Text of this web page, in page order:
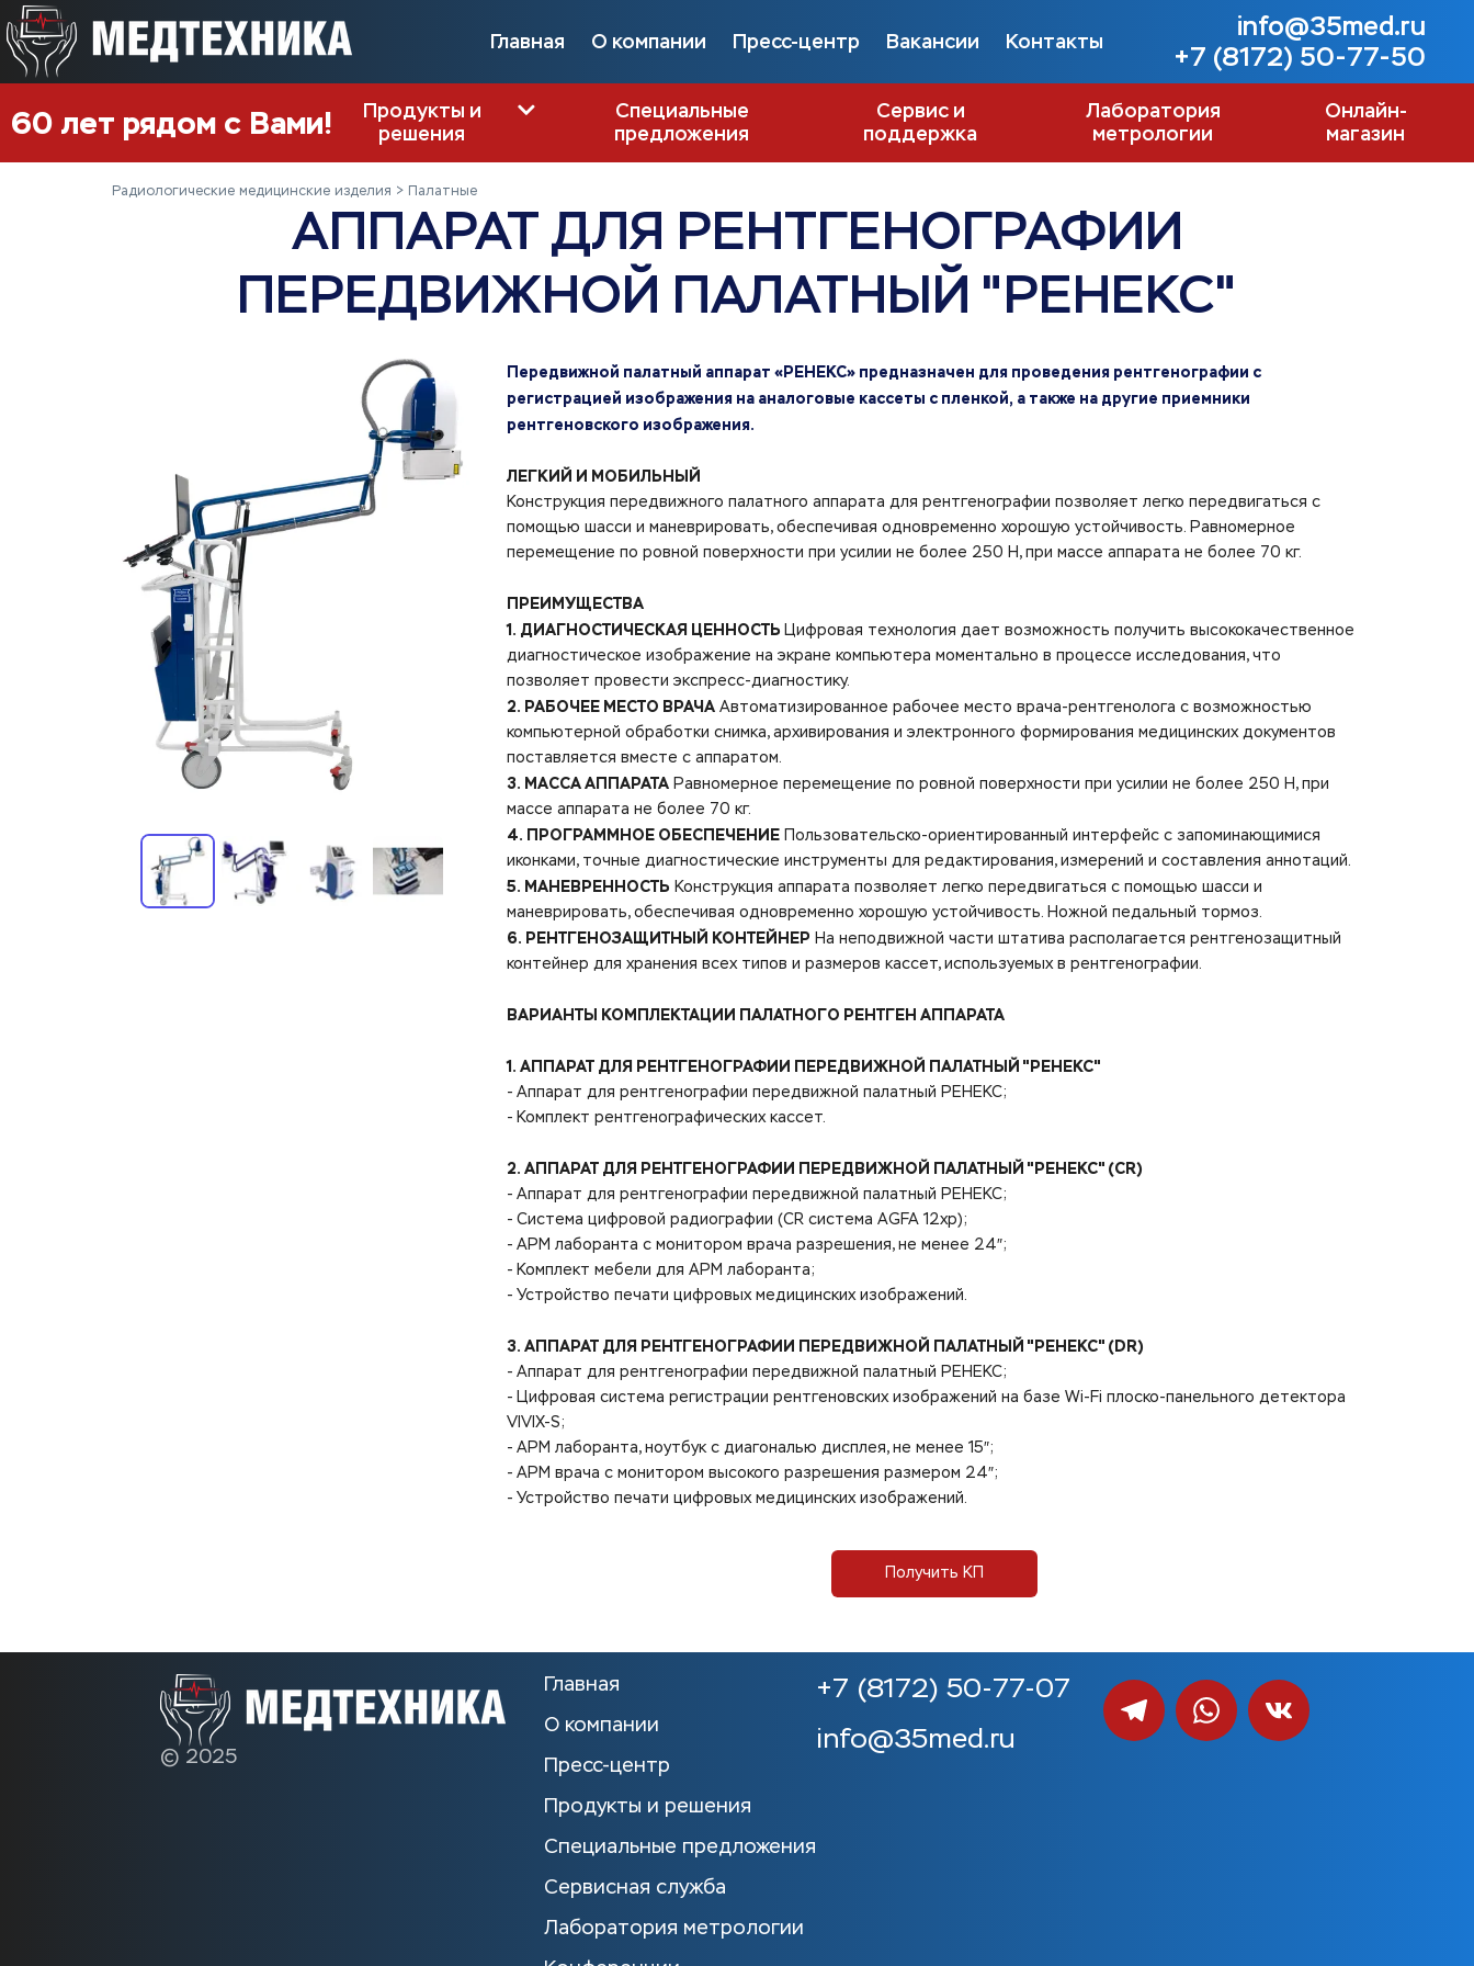
Главная О компании Пресс-центр Вакансии Контакты
info@35med.ru
+7 (8172) 50-77-50
60 лет рядом с Вами!
Продукты и
решения
Специальные
предложения
Сервис и
поддержка
Лаборатория
метрологии
Онлайн-
магазин
Радиологические медицинские изделия Палатные
АППАРАТ ДЛЯ РЕНТГЕНОГРАФИИ
ПЕРЕДВИЖНОЙ ПАЛАТНЫЙ "РЕНЕКС"
Передвижной палатный аппарат «РЕНЕКС» предназначен для проведения рентгенографии с
регистрацией изображения на аналоговые кассеты с пленкой, а также на другие приемники
рентгеновского изображения.
ЛЕГКИЙ И МОБИЛЬНЫЙ
Конструкция передвижного палатного аппарата для рентгенографии позволяет легко передвигаться с
помощью шасси и маневрировать, обеспечивая одновременно хорошую устойчивость. Равномерное
перемещение по ровной поверхности при усилии не более 250 Н, при массе аппарата не более 70 кг.
ПРЕИМУЩЕСТВА
1. ДИАГНОСТИЧЕСКАЯ ЦЕННОСТЬ Цифровая технология дает возможность получить высококачественное
диагностическое изображение на экране компьютера моментально в процессе исследования, что
позволяет провести экспресс-диагностику.
2. РАБОЧЕЕ МЕСТО ВРАЧА Автоматизированное рабочее место врача-рентгенолога с возможностью
компьютерной обработки снимка, архивирования и электронного формирования медицинских документов
поставляется вместе с аппаратом.
3. МАССА АППАРАТА Равномерное перемещение по ровной поверхности при усилии не более 250 Н, при
массе аппарата не более 70 кг.
4. ПРОГРАММНОЕ ОБЕСПЕЧЕНИЕ Пользовательско-ориентированный интерфейс с запоминающимися
иконками, точные диагностические инструменты для редактирования, измерений и составления аннотаций.
5. МАНЕВРЕННОСТЬ Конструкция аппарата позволяет легко передвигаться с помощью шасси и
маневрировать, обеспечивая одновременно хорошую устойчивость. Ножной педальный тормоз.
6. РЕНТГЕНОЗАЩИТНЫЙ КОНТЕЙНЕР На неподвижной части штатива располагается рентгенозащитный
контейнер для хранения всех типов и размеров кассет, используемых в рентгенографии.
ВАРИАНТЫ КОМПЛЕКТАЦИИ ПАЛАТНОГО РЕНТГЕН АППАРАТА
1. АППАРАТ ДЛЯ РЕНТГЕНОГРАФИИ ПЕРЕДВИЖНОЙ ПАЛАТНЫЙ "РЕНЕКС"
- Аппарат для рентгенографии передвижной палатный РЕНЕКС;
- Комплект рентгенографических кассет.
2. АППАРАТ ДЛЯ РЕНТГЕНОГРАФИИ ПЕРЕДВИЖНОЙ ПАЛАТНЫЙ "РЕНЕКС" (CR)
- Аппарат для рентгенографии передвижной палатный РЕНЕКС;
- Система цифровой радиографии (CR система AGFA 12xp);
- АРМ лаборанта с монитором врача разрешения, не менее 24″;
- Комплект мебели для АРМ лаборанта;
- Устройство печати цифровых медицинских изображений.
3. АППАРАТ ДЛЯ РЕНТГЕНОГРАФИИ ПЕРЕДВИЖНОЙ ПАЛАТНЫЙ "РЕНЕКС" (DR)
- Аппарат для рентгенографии передвижной палатный РЕНЕКС;
- Цифровая система регистрации рентгеновских изображений на базе Wi-Fi плоско-панельного детектора
VIVIX-S;
- АРМ лаборанта, ноутбук с диагональю дисплея, не менее 15″;
- АРМ врача с монитором высокого разрешения размером 24″;
- Устройство печати цифровых медицинских изображений.
Получить КП
© 2025
Главная
О компании
Пресс-центр
Продукты и решения
Специальные предложения
Сервисная служба
Лаборатория метрологии
+7 (8172) 50-77-07
info@35med.ru